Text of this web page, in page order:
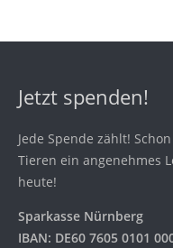
Jetzt spenden!
Jede Spende zählt!
Tieren ein angenehmes
heute!
Sparkasse Nürnberg
IBAN: DE60 7605 0101